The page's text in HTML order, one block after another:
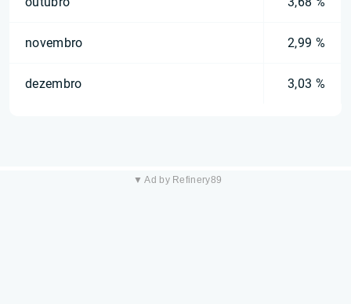
novembro 2,99 %
dezembro 3,03 %
▼ Ad by Refinery89